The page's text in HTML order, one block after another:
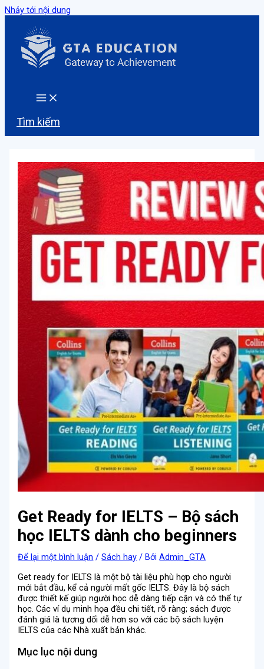
Nhảy tới nội dung
Tìm kiếm
Get Ready for IELTS – Bộ sách
học IELTS dành cho beginners
Để lại một bình luận /Sách hay / BởiAdmin_GTA
Get ready for IELTS là một bộ tài liệu phù hợp cho người
mới bắt đầu, kể cả người mất gốc IELTS. Đây là bộ sách
được thiết kế giúp người học dễ dàng tiếp cận và có thể tự
học. Các ví dụ minh họa đều chi tiết, rõ ràng; sách được
đánh giá là tương dối dễ hơn so với các bộ sách luyện
IELTS của các Nhà xuất bản khác.
Mục lục nội dung